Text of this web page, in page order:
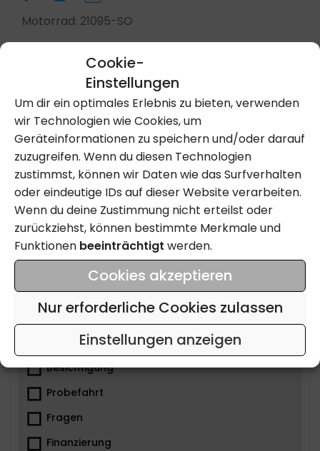
Cookie-
Einstellungen
Um dir ein optimales Erlebnis zu bieten, verwenden
wir Technologien wie Cookies, um
Geräteinformationen zu speichern und/oder darauf
zuzugreifen. Wenn du diesen Technologien
zustimmst, können wir Daten wie das Surfverhalten
oder eindeutige IDs auf dieser Website verarbeiten.
Wenn du deine Zustimmung nicht erteilst oder
zurückziehst, können bestimmte Merkmale und
Funktionen beeinträchtigt werden.
Cookies akzeptieren
Nur erforderliche Cookies zulassen
Einstellungen anzeigen
Motorrad: 21095-SO
Kontakt Aufnehmen
Anrufen
Name
Email
Tel
Was ist dir wichtig?
Besichtigung
Probefahrt
Fragen
Finanzierung